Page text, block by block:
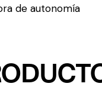
de autonomía